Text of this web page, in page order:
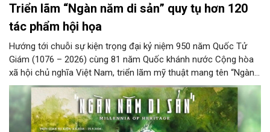
Triển lãm “Ngàn năm di sản” quy tụ hơn 120
tác phẩm hội họa
Hướng tới chuỗi sự kiện trọng đại kỷ niệm 950 năm Quốc Tử
Giám (1076 – 2026) cùng 81 năm Quốc khánh nước Cộng hòa
xã hội chủ nghĩa Việt Nam, triển lãm mỹ thuật mang tên “Ngàn
năm di sản” sẽ chính thức khai mạc vào ngày 8/8 tại Nhà Thái
Học, Di tích Quốc gia đặc biệt Văn Miếu – Quốc Tử Giám. Sự
kiện kéo dài đến ngày 25/9/2026 hứa hẹn trở thành điểm đến
văn hóa đầy sức hút, góp phần làm phong phú đời sống nghệ